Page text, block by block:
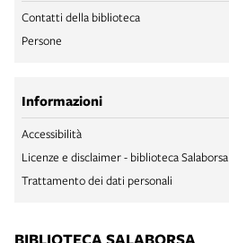
Contatti della biblioteca
Persone
Informazioni
Accessibilità
Licenze e disclaimer - biblioteca Salaborsa
Trattamento dei dati personali
BIBLIOTECA SALABORSA